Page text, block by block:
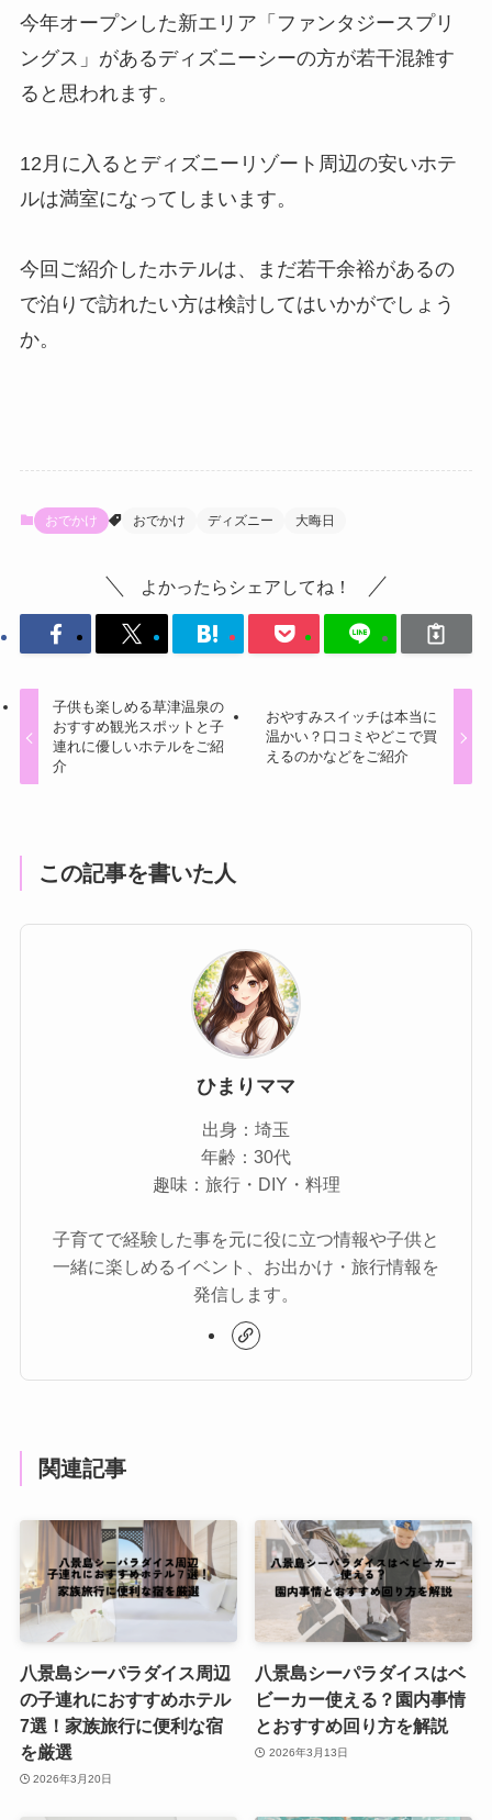
今年オープンした新エリア「ファンタジースプリ
ングス」があるディズニーシーの方が若干混雑す
ると思われます。
12月に入るとディズニーリゾート周辺の安いホテ
ルは満室になってしまいます。
今回ご紹介したホテルは、まだ若干余裕があるの
で泊りで訪れたい方は検討してはいかがでしょう
か。
おでかけ おでかけ ディズニー 大晦日
よかったらシェアしてね！
子供も楽しめる草津温泉の
おすすめ観光スポットと子
連れに優しいホテルをご紹
介
おやすみスイッチは本当に
温かい？口コミやどこで買
えるのかなどをご紹介
この記事を書いた人
ひまりママ
出身：埼玉
年齢：30代
趣味：旅行・DIY・料理
子育てで経験した事を元に役に立つ情報や子供と
一緒に楽しめるイベント、お出かけ・旅行情報を
発信します。
関連記事
八景島シーパラダイス周辺
の子連れにおすすめホテル
7選！家族旅行に便利な宿
を厳選
2026年3月20日
八景島シーパラダイスはベ
ビーカー使える？園内事情
とおすすめ回り方を解説
2026年3月13日